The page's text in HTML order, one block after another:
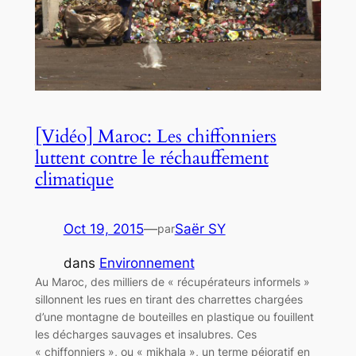
[Vidéo] Maroc: Les chiffonniers
luttent contre le réchauffement
climatique
Oct 19, 2015—parSaër SY
dans Environnement
Au Maroc, des milliers de « récupérateurs informels »
sillonnent les rues en tirant des charrettes chargées
d’une montagne de bouteilles en plastique ou fouillent
les décharges sauvages et insalubres. Ces
« chiffonniers », ou « mikhala », un terme péjoratif en